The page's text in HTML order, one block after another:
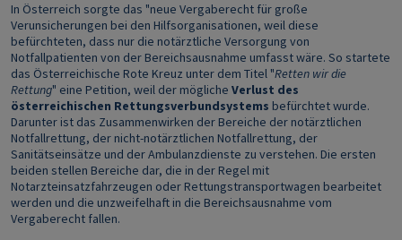
In Österreich sorgte das "neue Vergaberecht für große
Verunsicherungen bei den Hilfsorganisationen, weil diese
befürchteten, dass nur die notärztliche Versorgung von
Notfallpatienten von der Bereichsausnahme umfasst wäre. So startete
das Österreichische Rote Kreuz unter dem Titel "Retten wir die
Rettung" eine Petition, weil der mögliche Verlust des
österreichischen Rettungsverbundsystems befürchtet wurde.
Darunter ist das Zusammenwirken der Bereiche der notärztlichen
Notfallrettung, der nicht-notärztlichen Notfallrettung, der
Sanitätseinsätze und der Ambulanzdienste zu verstehen. Die ersten
beiden stellen Bereiche dar, die in der Regel mit
Notarzteinsatzfahrzeugen oder Rettungstransportwagen bearbeitet
werden und die unzweifelhaft in die Bereichsausnahme vom
Vergaberecht fallen.